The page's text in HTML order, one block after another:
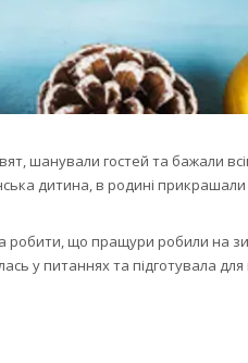
шанували гостей та бажали
дитина, в родині
робити, що пращури робили на
у питаннях та підготувала для